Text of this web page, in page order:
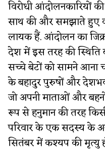
विरोधी आंदोलनकारियों
साथ की और समझाते हुए
लायक हैं. आंदोलन का
देश में इस तरह की स्थिति
सच्चे बेटों को सामने आना
के बहादुर पुरुषों और
जो अपनी माताओं और
रूप से हनुमान की तरह
परिवार के एक सदस्य के
सितंबर में कश्यप की मृत्यु